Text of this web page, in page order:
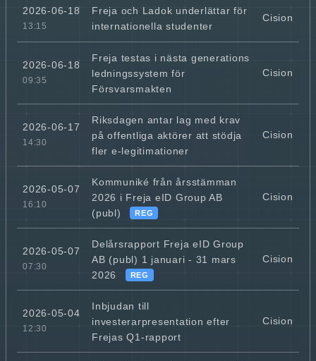
2026-06-18
13:15
Freja och Ladok underlättar för
internationella studenter
Cision
2026-06-18
09:35
Freja testas i nästa generations
ledningssystem för
Försvarsmakten
Cision
2026-06-17
14:30
Riksdagen antar lag med krav
på offentliga aktörer att stödja
fler e-legitimationer
Cision
2026-05-07
16:10
Kommuniké från årsstämman
2026 i Freja eID Group AB
(publ)
REG
Cision
2026-05-07
07:30
Delårsrapport Freja eID Group
AB (publ) 1 januari - 31 mars
2026
REG
Cision
2026-05-04
12:30
Inbjudan till
investerarpresentation efter
Frejas Q1-rapport
Cision